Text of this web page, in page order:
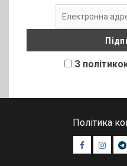
З
Політика
Facebook